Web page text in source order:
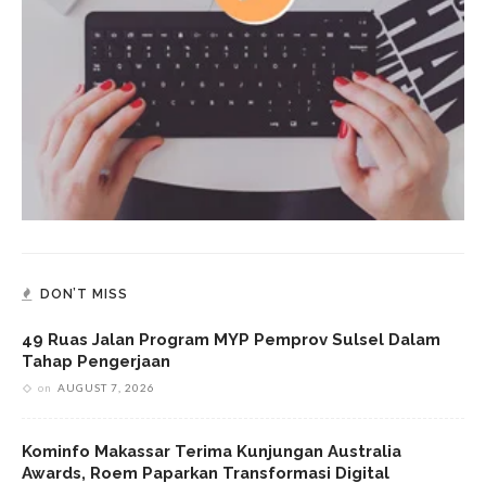
DON’T MISS
49 Ruas Jalan Program MYP Pemprov Sulsel Dalam
Tahap Pengerjaan
on AUGUST 7, 2026
Kominfo Makassar Terima Kunjungan Australia
Awards, Roem Paparkan Transformasi Digital